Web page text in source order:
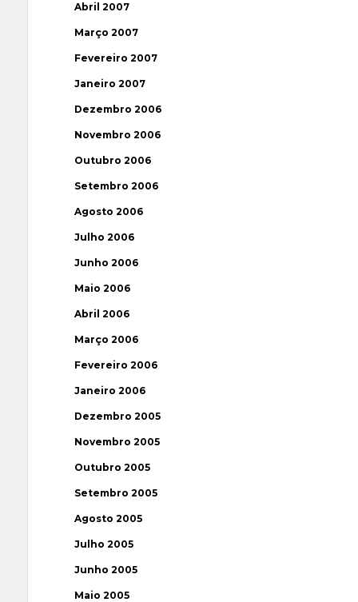
Abril 2007
Março 2007
Fevereiro 2007
Janeiro 2007
Dezembro 2006
Novembro 2006
Outubro 2006
Setembro 2006
Agosto 2006
Julho 2006
Junho 2006
Maio 2006
Abril 2006
Março 2006
Fevereiro 2006
Janeiro 2006
Dezembro 2005
Novembro 2005
Outubro 2005
Setembro 2005
Agosto 2005
Julho 2005
Junho 2005
Maio 2005